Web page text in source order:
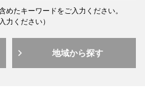
たキーワードをご入力ください。
力ください）
地域から探す